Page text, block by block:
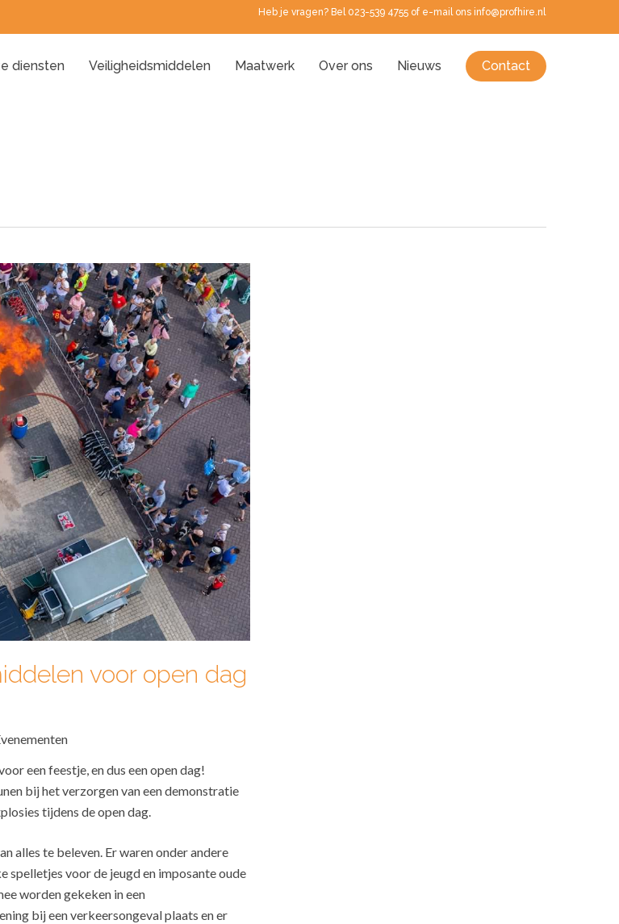
Heb je vragen? Bel 023-539 4755 of e-mail ons info@profhire.nl
diensten Veiligheidsmiddelen Maatwerk Over ons Nieuws Contact
voor open dag
een feestje, en dus een open dag!
bij het verzorgen van een demonstratie
tijdens de open dag.
alles te beleven. Er waren onder andere
spelletjes voor de jeugd en imposante oude
worden gekeken in een
bij een verkeersongeval plaats en er